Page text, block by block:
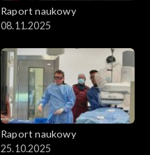
Raport naukowy
08.11.2025
Raport naukowy
25.10.2025